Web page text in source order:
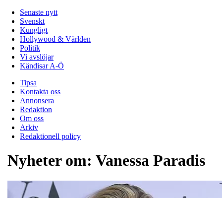
Senaste nytt
Svenskt
Kungligt
Hollywood & Världen
Politik
Vi avslöjar
Kändisar A-Ö
Tipsa
Kontakta oss
Annonsera
Redaktion
Om oss
Arkiv
Redaktionell policy
Nyheter om: Vanessa Paradis